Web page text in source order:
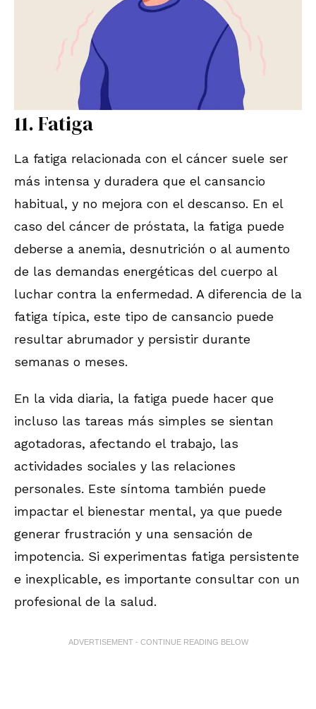
11. Fatiga
La fatiga relacionada con el cáncer suele ser
más intensa y duradera que el cansancio
habitual, y no mejora con el descanso. En el
caso del cáncer de próstata, la fatiga puede
deberse a anemia, desnutrición o al aumento
de las demandas energéticas del cuerpo al
luchar contra la enfermedad. A diferencia de la
fatiga típica, este tipo de cansancio puede
resultar abrumador y persistir durante
semanas o meses.
En la vida diaria, la fatiga puede hacer que
incluso las tareas más simples se sientan
agotadoras, afectando el trabajo, las
actividades sociales y las relaciones
personales. Este síntoma también puede
impactar el bienestar mental, ya que puede
generar frustración y una sensación de
impotencia. Si experimentas fatiga persistente
e inexplicable, es importante consultar con un
profesional de la salud.
ADVERTISEMENT - CONTINUE READING BELOW